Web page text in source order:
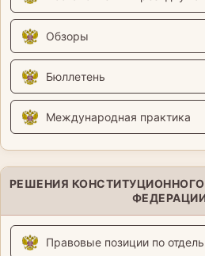
Обзоры
Бюллетень
Международная практика
РЕШЕНИЯ
Правовые позиции по